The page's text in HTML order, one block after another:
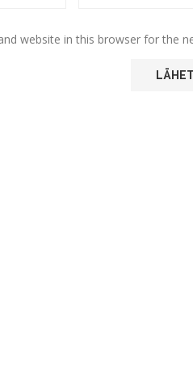
website in this browser for the